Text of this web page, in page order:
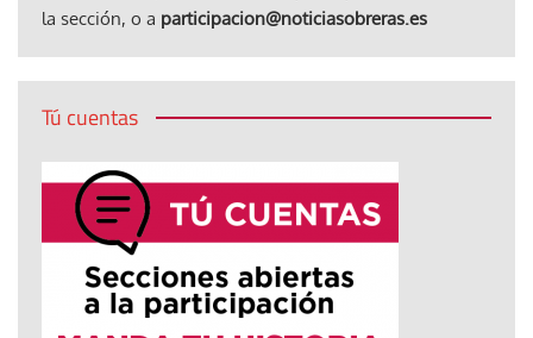
la sección, o a participacion@noticiasobreras.es
Tú cuentas